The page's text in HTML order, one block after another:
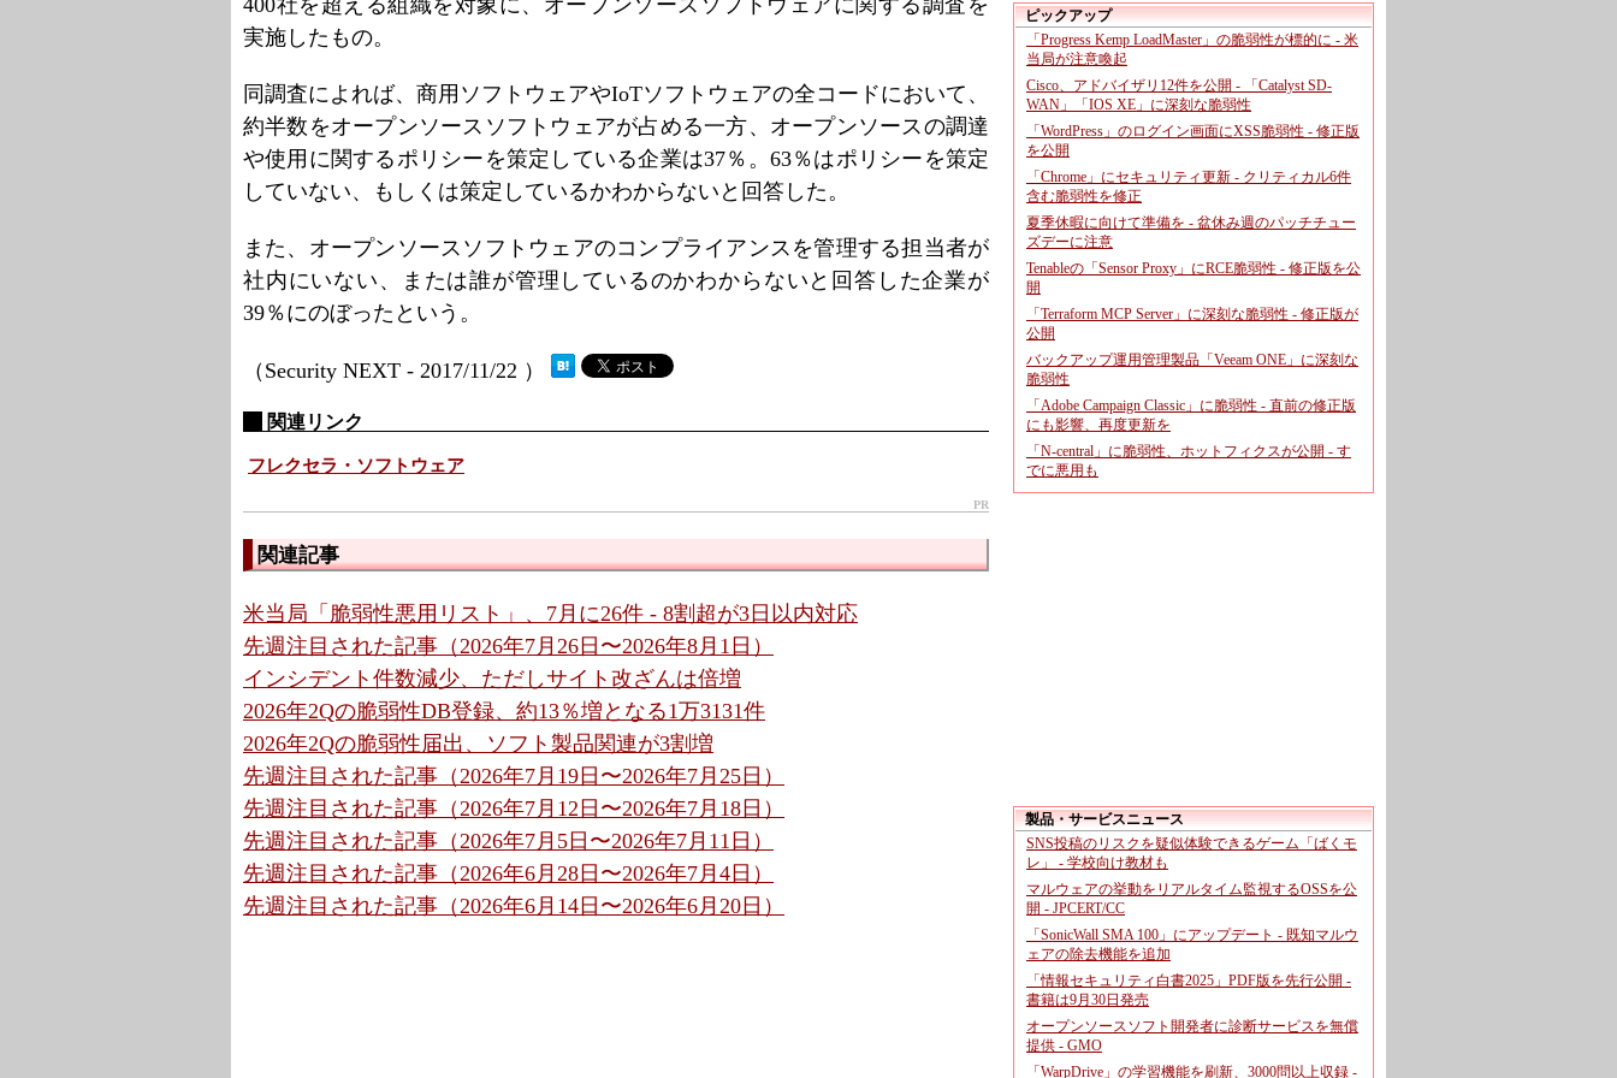
400社を超える組織を対象に、オープンソースソフトウェアに関する調査を
実施したもの。
同調査によれば、商用ソフトウェアやIoTソフトウェアの全コードにおいて、
約半数をオープンソースソフトウェアが占める一方、オープンソースの調達
や使用に関するポリシーを策定している企業は37％。63％はポリシーを策定
していない、もしくは策定しているかわからないと回答した。
また、オープンソースソフトウェアのコンプライアンスを管理する担当者が
社内にいない、または誰が管理しているのかわからないと回答した企業が
39％にのぼったという。
（Security NEXT - 2017/11/22 ）
関連リンク
フレクセラ・ソフトウェア
PR
関連記事
米当局「脆弱性悪用リスト」、7月に26件 - 8割超が3日以内対応
先週注目された記事（2026年7月26日〜2026年8月1日）
インシデント件数減少、ただしサイト改ざんは倍増
2026年2Qの脆弱性DB登録、約13％増となる1万3131件
2026年2Qの脆弱性届出、ソフト製品関連が3割増
先週注目された記事（2026年7月19日〜2026年7月25日）
先週注目された記事（2026年7月12日〜2026年7月18日）
先週注目された記事（2026年7月5日〜2026年7月11日）
先週注目された記事（2026年6月28日〜2026年7月4日）
先週注目された記事（2026年6月14日〜2026年6月20日）
ピックアップ
「Progress Kemp LoadMaster」の脆弱性が標的に - 米
当局が注意喚起
Cisco、アドバイザリ12件を公開 - 「Catalyst SD-
WAN」「IOS XE」に深刻な脆弱性
「WordPress」のログイン画面にXSS脆弱性 - 修正版
を公開
「Chrome」にセキュリティ更新 - クリティカル6件
含む脆弱性を修正
夏季休暇に向けて準備を - 盆休み週のパッチチュー
ズデーに注意
Tenableの「Sensor Proxy」にRCE脆弱性 - 修正版を公
開
「Terraform MCP Server」に深刻な脆弱性 - 修正版が
公開
バックアップ運用管理製品「Veeam ONE」に深刻な
脆弱性
「Adobe Campaign Classic」に脆弱性 - 直前の修正版
にも影響、再度更新を
「N-central」に脆弱性、ホットフィクスが公開 - す
でに悪用も
製品・サービスニュース
SNS投稿のリスクを疑似体験できるゲーム「ばくモ
レ」 - 学校向け教材も
マルウェアの挙動をリアルタイム監視するOSSを公
開 - JPCERT/CC
「SonicWall SMA 100」にアップデート - 既知マルウ
ェアの除去機能を追加
「情報セキュリティ白書2025」PDF版を先行公開 -
書籍は9月30日発売
オープンソースソフト開発者に診断サービスを無償
提供 - GMO
「WarpDrive」の学習機能を刷新、3000問以上収録 -